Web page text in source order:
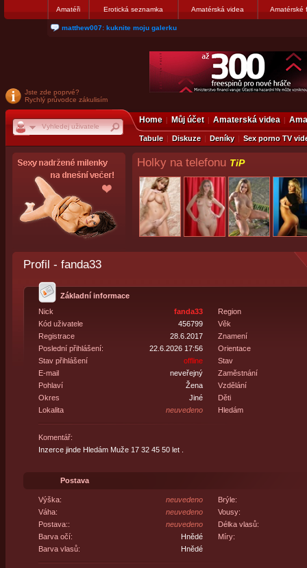
Amatéři Erotická seznamka Amatérská videa Amatérské
nanosekunda187: Hanka servis Praha Bulharská 10, tel:775674237
Jste zde poprvé?
Rychlý průvodce zákulisím
Home Můj účet Amaterská videa
Tabule Diskuze Deníky Sex porno TV
Holky na telefonu TiP
Profil - fanda33
Základní informace
Nick
fanda33
Kód uživatele
456799
Registrace
28.6.2017
Poslední přihlášení:
22.6.2026 17:56
Stav přihlášení
offline
E-mail
neveřejný
Pohlaví
Žena
Okres
Jiné
Lokalita
neuvedeno
Region
Věk
Znamení
Orientace
Stav
Zaměstnání
Vzdělání
Děti
Hledám
Komentář:
Inzerce jinde Hledám Muže 17 32 45 50 let .
Postava
Výška:
neuvedeno
Váha:
neuvedeno
Postava::
neuvedeno
Barva očí:
Hnědé
Barva vlasů:
Hnědé
Brýle:
Vousy:
Délka vlasů:
Míry: